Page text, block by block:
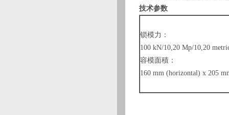
技术参数
锁模力：
100 kN/10,20 Mp/10,20
容模面積：
160 mm (horizontal) x 205